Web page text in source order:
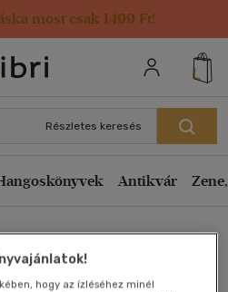
most csak 1499 Ft!
adatai
Részletes keresés
Antikvár
csökkenő
növekvő
hogy az ízléséhez minél